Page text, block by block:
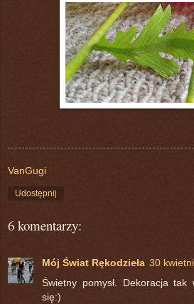
VanGugi
Udostępnij
6 komentarzy:
Mój Świat Rękodzieła 30
Świetny pomysł. Dekoracja
się:)